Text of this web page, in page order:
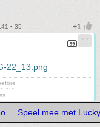
• 35
~ ~
Speel mee met